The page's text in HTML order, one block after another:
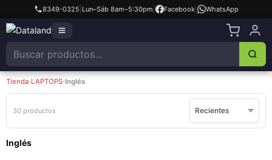
8349-0325 Lun–Sáb 8am–5:30pm Facebook| WhatsApp
Tienda›LAPTOPS›Inglés
30 productos
Inglés